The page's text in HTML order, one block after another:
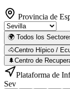
Provincia de
🌍 Todos los
🐴Centro Hípico /
🌲Centro de
Plataforma de
Sev